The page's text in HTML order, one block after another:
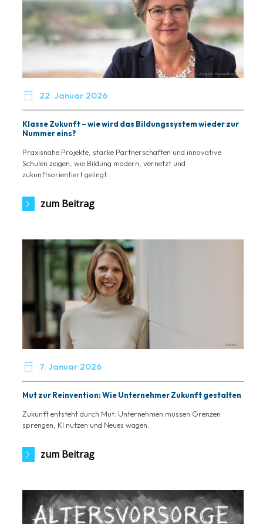
 22. Januar 2026
Klasse Zukunft – wie wird das Bildungssystem wieder zur
Nummer eins?
Praxisnahe Projekte, starke Partnerschaften und innovative
Schulen zeigen, wie Bildung modern, vernetzt und
zukunftsorientiert gelingt.
zum Beitrag
 7. Januar 2026
Mut zur Reinvention: Wie Unternehmer Zukunft gestalten
Zukunft entsteht durch Mut: Unternehmen müssen Grenzen
sprengen, KI nutzen und Neues wagen.
zum Beitrag